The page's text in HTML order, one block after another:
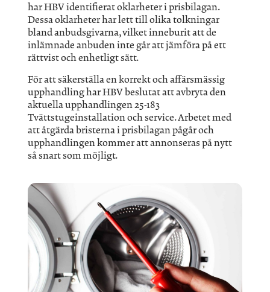
har HBV identifierat oklarheter i prisbilagan.
Dessa oklarheter har lett till olika tolkningar
bland anbudsgivarna, vilket inneburit att de
inlämnade anbuden inte går att jämföra på ett
rättvist och enhetligt sätt.
För att säkerställa en korrekt och affärsmässig
upphandling har HBV beslutat att avbryta den
aktuella upphandlingen 25-183
Tvättstugeinstallation och service. Arbetet med
att åtgärda bristerna i prisbilagan pågår och
upphandlingen kommer att annonseras på nytt
så snart som möjligt.